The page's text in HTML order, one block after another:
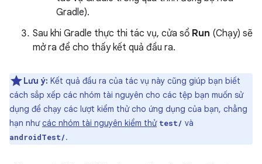
Gradle).
Sau khi Gradle thực thi tác vụ, cửa sổ Run (Chạy) sẽ
mở ra để cho thấy kết quả đầu ra.
Lưu ý: Kết quả đầu ra của tác vụ này cũng giúp bạn biết
cách sắp xếp các nhóm tài nguyên cho các tệp bạn muốn sử
dụng để chạy các lượt kiểm thử cho ứng dụng của bạn, chẳng
hạn nhưcác nhóm tài nguyên kiểm thử test/ và
androidTest/.